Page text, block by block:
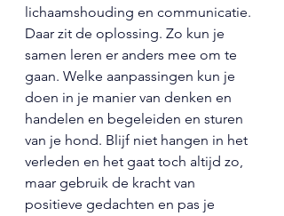
lichaamshouding en communicatie.
Daar zit de oplossing. Zo kun je
samen leren er anders mee om te
gaan. Welke aanpassingen kun je
doen in je manier van denken en
handelen en begeleiden en sturen
van je hond. Blijf niet hangen in het
verleden en het gaat toch altijd zo,
maar gebruik de kracht van
positieve gedachten en pas je